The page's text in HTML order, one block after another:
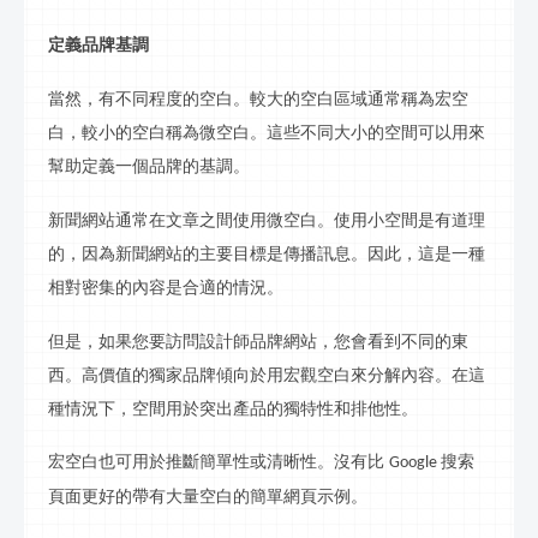
定義品牌基調
當然，有不同程度的空白。較大的空白區域通常稱為宏空
白，較小的空白稱為微空白。這些不同大小的空間可以用來
幫助定義一個品牌的基調。
新聞網站通常在文章之間使用微空白。使用小空間是有道理
的，因為新聞網站的主要目標是傳播訊息 。因此，這是一種
相對密集的內容是合適的情況。
但是，如果您要訪問設計師品牌網站，您會看到不同的東
西。高價值的獨家品牌傾向於用宏觀空白來分解內容。在這
種情況下，空間用於突出產品的獨特性和排他性。
宏空白也可用於推斷簡單性或清晰性。沒有比 Google 搜索
頁面更好的帶有大量空白的簡單網頁示例。